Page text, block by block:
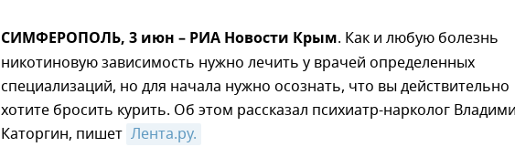
СИМФЕРОПОЛЬ, 3 июн – РИА Новости Крым. Как и любую болезнь
никотиновую зависимость нужно лечить у врачей определенных
специализаций, но для начала нужно осознать, что вы действительно
хотите бросить курить. Об этом рассказал психиатр-нарколог
Каторгин, пишет Лента.ру.